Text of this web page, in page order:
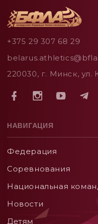
+375 29 307 68 29
220030, г. Минск, ул.
НАВИГАЦИЯ
Федерация
Соревнования
Национальная
Новости
Детям